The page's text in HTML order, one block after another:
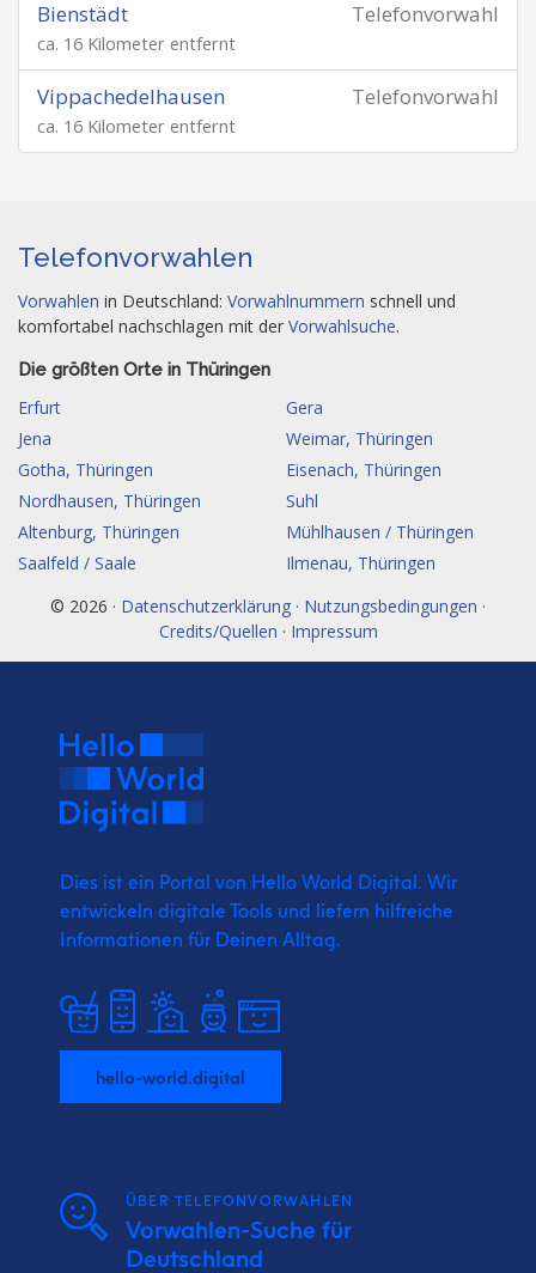
Telefonvorwahl
Bienstädt
ca. 16 Kilometer entfernt
Telefonvorwahl
Vippachedelhausen
ca. 16 Kilometer entfernt
Telefonvorwahlen
Vorwahlen in Deutschland: Vorwahlnummern schnell und
komfortabel nachschlagen mit der Vorwahlsuche.
Die größten Orte in Thüringen
Erfurt
Gera
Jena
Weimar, Thüringen
Gotha, Thüringen
Eisenach, Thüringen
Nordhausen, Thüringen
Suhl
Altenburg, Thüringen
Mühlhausen / Thüringen
Saalfeld / Saale
Ilmenau, Thüringen
© 2026 · Datenschutzerklärung · Nutzungsbedingungen ·
Credits/Quellen · Impressum
Dies ist ein Portal von Hello World Digital. Wir
entwickeln digitale Tools und liefern hilfreiche
Informationen für Deinen Alltag.
hello-world.digital
ÜBER TELEFONVORWAHLEN
Vorwahlen-Suche für
Deutschland